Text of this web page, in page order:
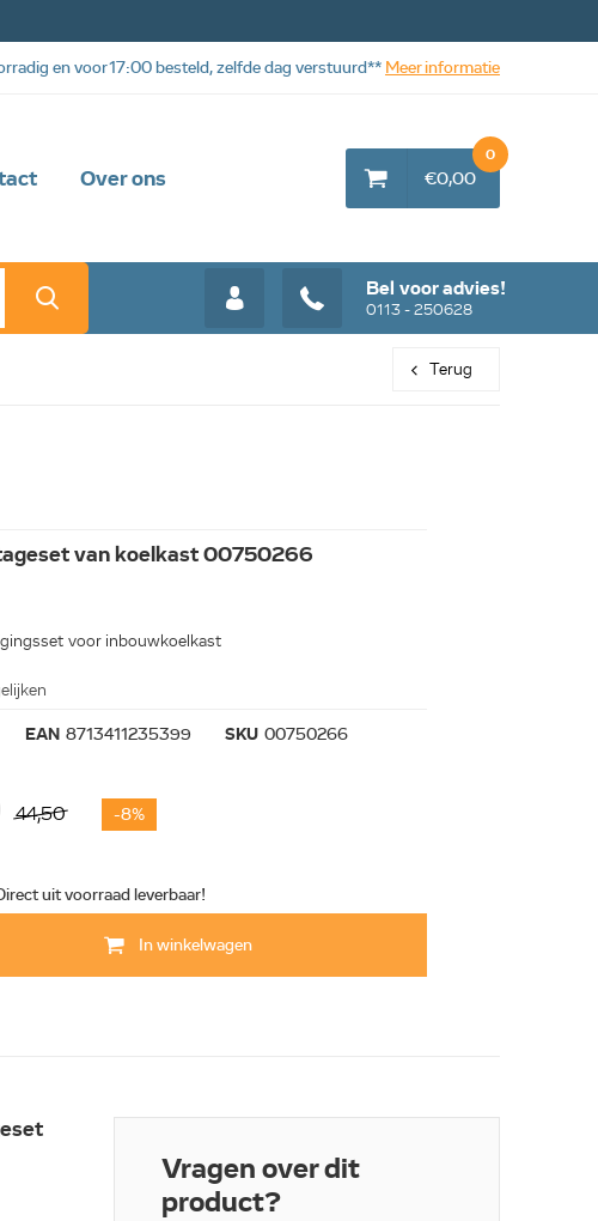
Over ons
Bel voor advies!
0113 - 250628
€0,00
0
en voor 17:00 besteld, zelfde dag verstuurd** Meer informatie
Terug
van koelkast 00750266
voor inbouwkoelkast
EAN 8713411235399 SKU 00750266
44,50 -8%
uit voorraad leverbaar!
In winkelwagen
Vragen over dit
product?